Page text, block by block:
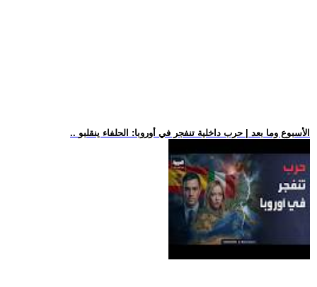
.. الأسبوع وما بعد | حرب داخلية تنفجر في أوروبا: الحلفاء ينقلبو